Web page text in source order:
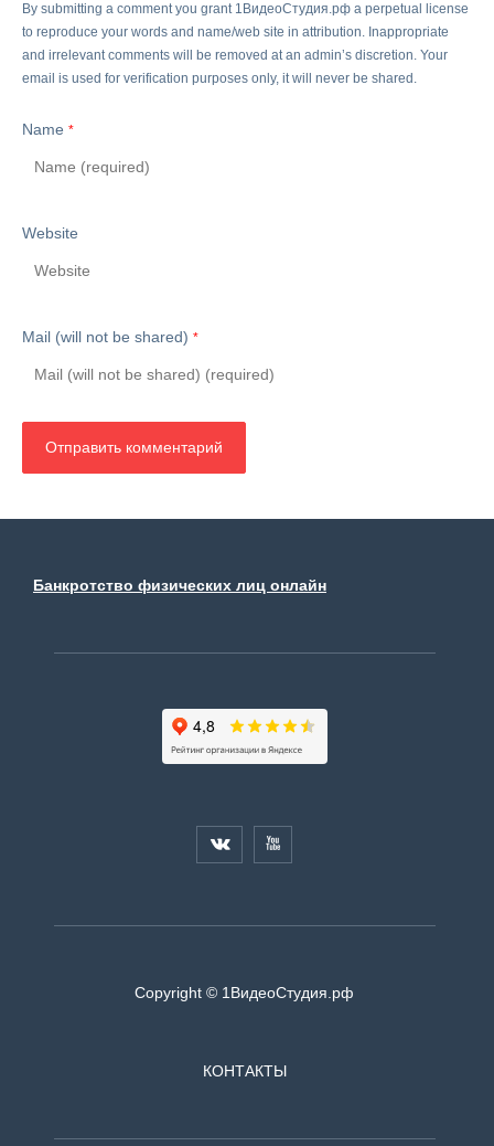
By submitting a comment you grant 1ВидеоСтудия.рф a perpetual license
to reproduce your words and name/web site in attribution. Inappropriate
and irrelevant comments will be removed at an admin’s discretion. Your
email is used for verification purposes only, it will never be shared.
Name *
Website
Mail (will not be shared) *
Банкротство физических лиц онлайн
 
Copyright © 1ВидеоСтудия.рф
КОНТАКТЫ